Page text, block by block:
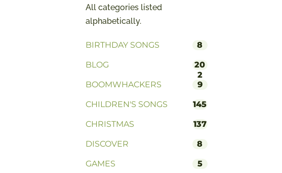
All categories listed
alphabetically.
BIRTHDAY SONGS 8
BLOG
20
2
BOOMWHACKERS
9
CHILDREN'S SONGS 145
CHRISTMAS 137
DISCOVER 8
GAMES 5